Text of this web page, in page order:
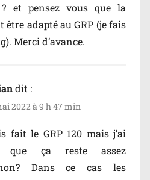
et pensez vous que la
être adapté au GRP (je fais
Merci d’avance.
dit :
2022 à 9 h 47 min
fait le GRP 120 mais j’ai
que ça reste assez
Dans ce cas les